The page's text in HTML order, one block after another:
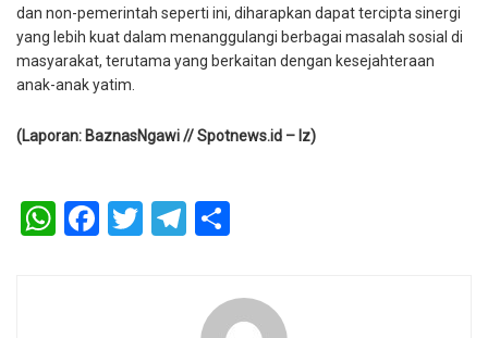
dan non-pemerintah seperti ini, diharapkan dapat tercipta sinergi
yang lebih kuat dalam menanggulangi berbagai masalah sosial di
masyarakat, terutama yang berkaitan dengan kesejahteraan
anak-anak yatim.
(Laporan: BaznasNgawi // Spotnews.id – Iz)
WhatsApp
Facebook
TwitterTelegram